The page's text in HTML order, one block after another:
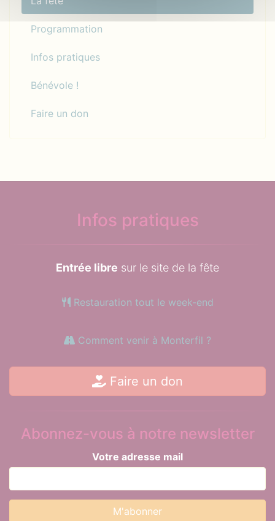
Programmation
Infos pratiques
Bénévole !
Faire un don
Infos pratiques
Entrée libre sur le site de la fête
Restauration tout le week-end
Comment venir à Monterfil ?
Faire un don
Abonnez-vous à notre newsletter
Votre adresse mail